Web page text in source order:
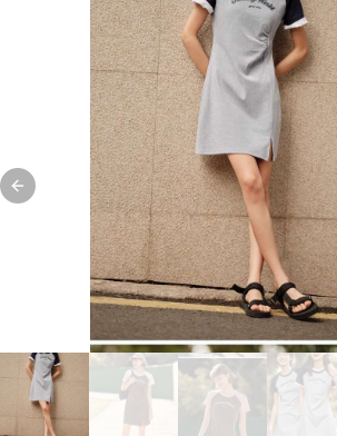
Previous slide